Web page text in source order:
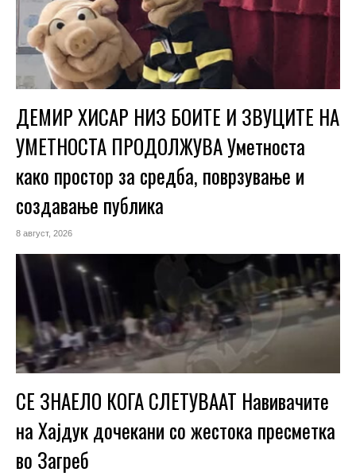
ДЕМИР ХИСАР НИЗ БОИТЕ И ЗВУЦИТЕ НА
УМЕТНОСТА ПРОДОЛЖУВА Уметноста
како простор за средба, поврзување и
создавање публика
8 август, 2026
СЕ ЗНАЕЛО КОГА СЛЕТУВААТ Навивачите
на Хајдук дочекани со жестока пресметка
во Загреб